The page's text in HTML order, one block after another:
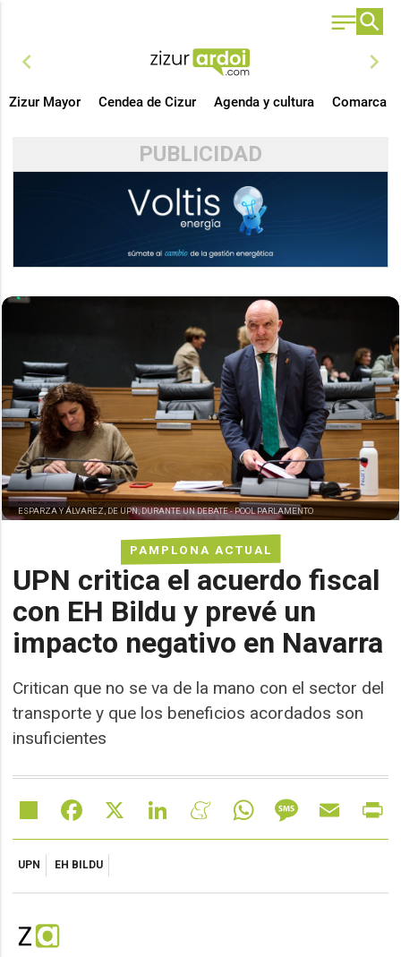
chevron_left chevron_right
Zizur Mayor Cendea de Cizur Agenda y cultura Comarca
PUBLICIDAD
PAMPLONA ACTUAL
UPN critica el acuerdo fiscal
con EH Bildu y prevé un
impacto negativo en Navarra
Critican que no se va de la mano con el sector del
transporte y que los beneficios acordados son
insuficientes
ESPARZA Y ÁLVAREZ, DE UPN, DURANTE UN DEBATE -POOL PARLAMENTO
Share Facebook LinkedIn MeneameWhatsAppMessageEmail
UPN EH BILDU